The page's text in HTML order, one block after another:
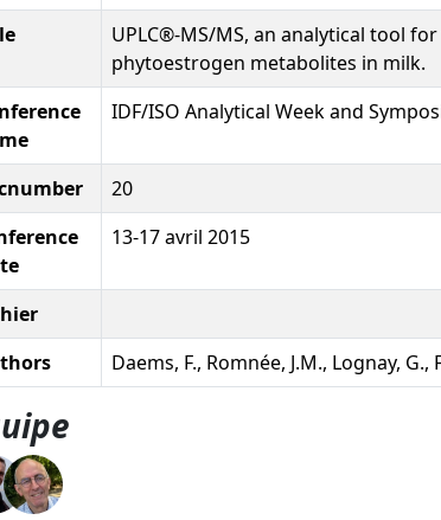
UPLC®-MS/MS, an analytical tool
phytoestrogen metabolites in milk.
IDF/ISO Analytical Week and
20
13-17 avril 2015
Daems, F., Romnée, J.M., Lognay,